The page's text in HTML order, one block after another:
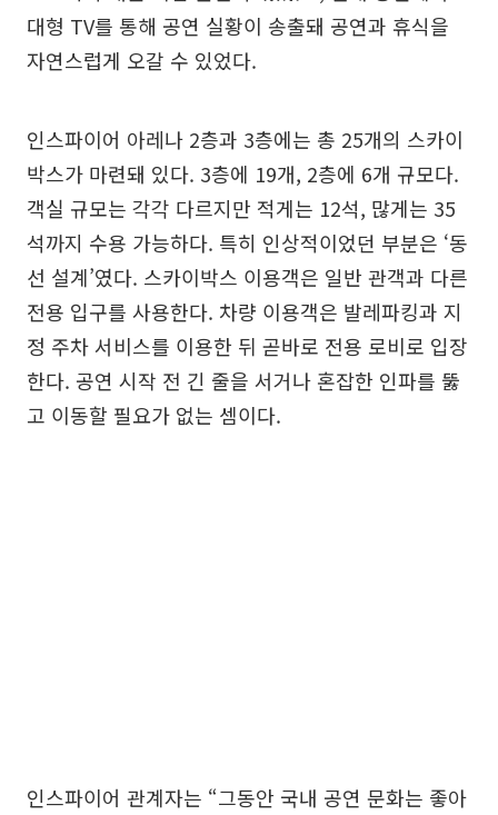
대형 TV를 통해 공연 실황이 송출돼 공연과 휴식을
자연스럽게 오갈 수 있었다.
인스파이어 아레나 2층과 3층에는 총 25개의 스카이
박스가 마련돼 있다. 3층에 19개, 2층에 6개 규모다.
객실 규모는 각각 다르지만 적게는 12석, 많게는 35
석까지 수용 가능하다. 특히 인상적이었던 부분은 ‘동
선 설계’였다. 스카이박스 이용객은 일반 관객과 다른
전용 입구를 사용한다. 차량 이용객은 발레파킹과 지
정 주차 서비스를 이용한 뒤 곧바로 전용 로비로 입장
한다. 공연 시작 전 긴 줄을 서거나 혼잡한 인파를 뚫
고 이동할 필요가 없는 셈이다.
인스파이어 관계자는 “그동안 국내 공연 문화는 좋아